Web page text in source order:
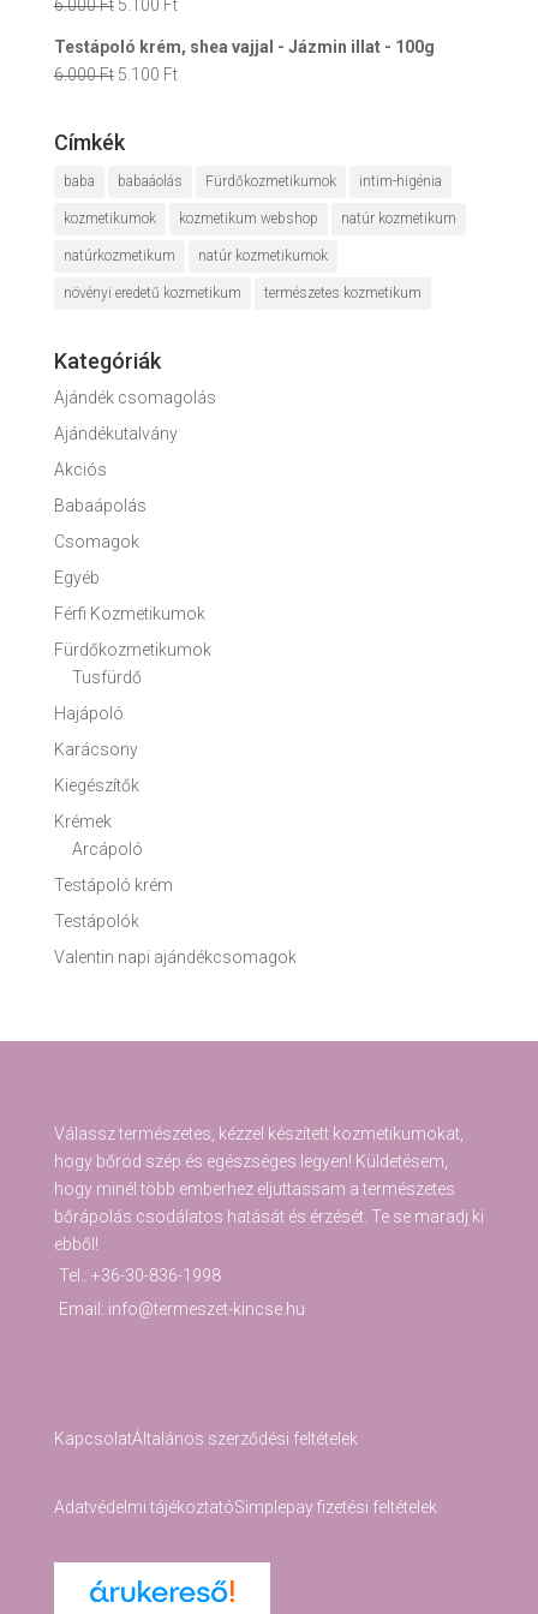
7.600 Ft.6.460 Ft.
6.000Ft Original
was:
6.000 Ft.
5.100 FtCurrent
is:
5.100 Ft.
Testápoló krém, shea vajjal - Jázmin illat - 100g
6.000Ft Original
was:
6.000 Ft.
5.100 FtCurrent
Címkék
baba babaáolás Fürdőkozmetikumok intim-higénia
kozmetikumok kozmetikum webshop natúr kozmetikum
natúrkozmetikum natúr kozmetikumok
növényi eredetű kozmetikum természetes kozmetikum
Kategóriák
Ajándék csomagolás
Ajándékutalvány
Akciós
Babaápolás
Csomagok
Egyéb
Férfi Kozmetikumok
Fürdőkozmetikumok
Tusfürdő
Hajápoló
Karácsony
Kiegészítők
Krémek
Arcápoló
Testápoló krém
Testápolók
Valentin napi ajándékcsomagok
Válassz természetes, kézzel készített kozmetikumokat,
hogy bőröd szép és egészséges legyen! Küldetésem,
hogy minél több emberhez eljuttassam a természetes
bőrápolás csodálatos hatását és érzését. Te se maradj ki
ebből!
Tel.: +36-30-836-1998
Email: info@termeszet-kincse.hu
KapcsolatÁltalános szerződési feltételek
Adatvédelmi tájékoztatóSimplepay fizetési feltételek